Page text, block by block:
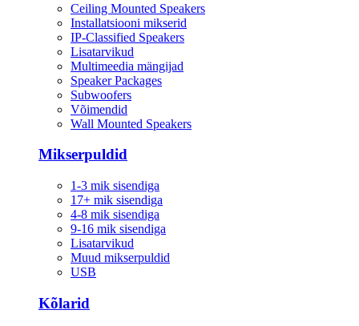
Ceiling Mounted Speakers
Installatsiooni mikserid
IP-Classified Speakers
Lisatarvikud
Multimeedia mängijad
Speaker Packages
Subwoofers
Võimendid
Wall Mounted Speakers
Mikserpuldid
1-3 mik sisendiga
17+ mik sisendiga
4-8 mik sisendiga
9-16 mik sisendiga
Lisatarvikud
Muud mikserpuldid
USB
Kõlarid